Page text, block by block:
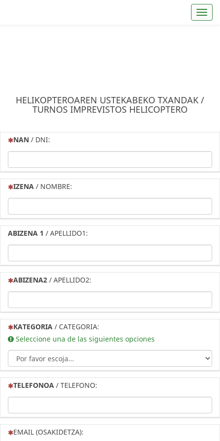
HELIKOPTEROAREN USTEKABEKO TXANDAK /
TURNOS IMPREVISTOS HELICOPTERO
(Esta pregunta es obligatoria)
NAN / DNI:
(Esta pregunta es obligatoria)
IZENA / NOMBRE:
ABIZENA 1 / APELLIDO1:
(Esta pregunta es obligatoria)
ABIZENA2 / APELLIDO2:
(Esta pregunta es obligatoria)
KATEGORIA / CATEGORIA:
Seleccione una de las siguientes opciones
(Esta pregunta es obligatoria)
TELEFONOA / TELEFONO:
(Esta pregunta es obligatoria)
EMAIL (OSAKIDETZA):